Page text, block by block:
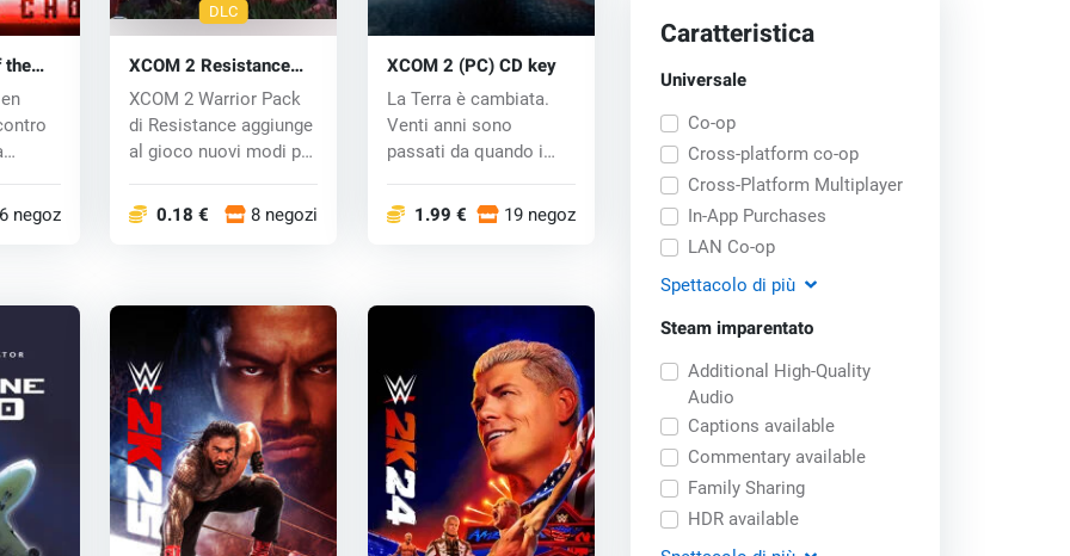
the
negozi
DLC
XCOM 2 Resistance
Warrior Pack (PC) CD
key
XCOM 2 Warrior Pack
di Resistance aggiunge
al gioco nuovi modi per
0.18 € 8 negozi
XCOM 2 (PC) CD key
La Terra è cambiata.
Venti anni sono
passati da quando i
1.99 € 19 negozi
Caratteristica
Universale
Co-op
Cross-platform co-op
Cross-Platform Multiplayer
In-App Purchases
LAN Co-op
Spettacolo di più
Steam imparentato
Additional High-Quality
Audio
Captions available
Commentary available
Family Sharing
HDR available